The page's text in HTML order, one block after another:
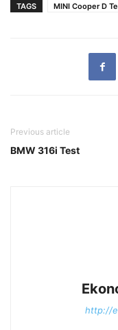
TAGS MINI Cooper D
Previous article
BMW 316i Test
http://